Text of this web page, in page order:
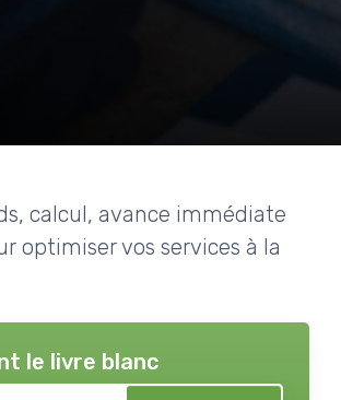
calcul, avance immédiate
optimiser vos services à la
le livre blanc